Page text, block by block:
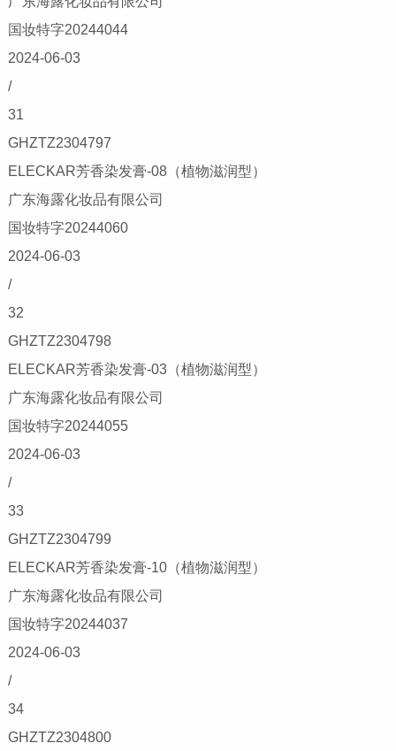
国妆特字20244044
2024-06-03
/
31
GHZTZ2304797
ELECKAR芳香染发膏-08（植物滋润型）
广东海露化妆品有限公司
国妆特字20244060
2024-06-03
/
32
GHZTZ2304798
ELECKAR芳香染发膏-03（植物滋润型）
广东海露化妆品有限公司
国妆特字20244055
2024-06-03
/
33
GHZTZ2304799
ELECKAR芳香染发膏-10（植物滋润型）
广东海露化妆品有限公司
国妆特字20244037
2024-06-03
/
34
GHZTZ2304800